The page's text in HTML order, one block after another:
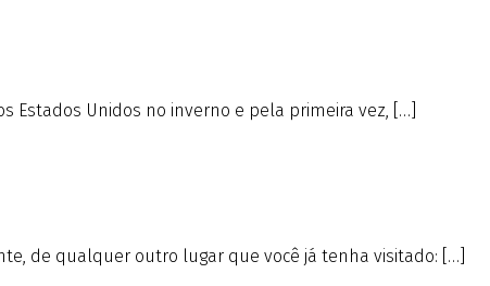
Estados Unidos no inverno e pela primeira vez, […]
de qualquer outro lugar que você já tenha visitado: […]